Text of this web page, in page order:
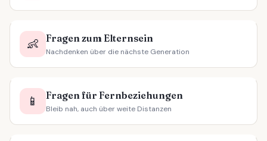
👶 Fragen zum Elternsein
Nachdenken über die nächste Generation
📱 Fragen für Fernbeziehungen
Bleib nah, auch über weite Distanzen